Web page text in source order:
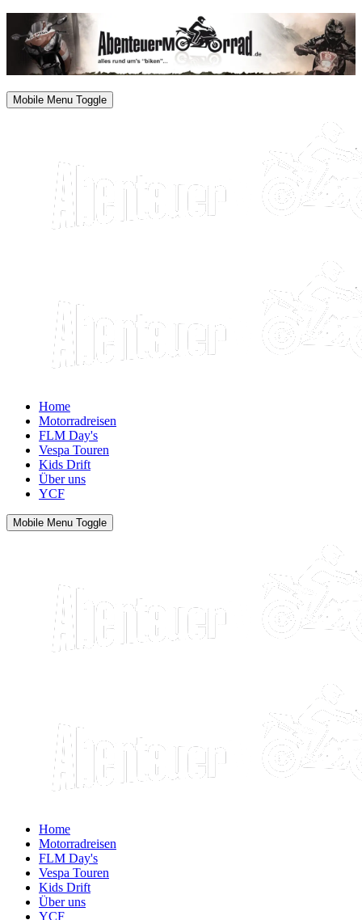
Mobile Menu Toggle
Home
Motorradreisen
FLM Day's
Vespa Touren
Kids Drift
Über uns
YCF
Mobile Menu Toggle
Home
Motorradreisen
FLM Day's
Vespa Touren
Kids Drift
Über uns
YCF